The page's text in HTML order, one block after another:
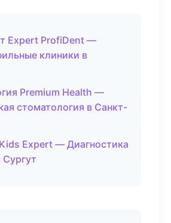
Expert ProfiDent —
клиники в
Premium Health —
стоматология в Санкт-
Expert — Диагностика
Сургут